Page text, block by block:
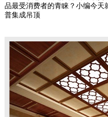
品最受消费者的青睐？小编今
普集成吊顶